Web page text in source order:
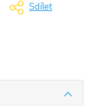
Sdílet